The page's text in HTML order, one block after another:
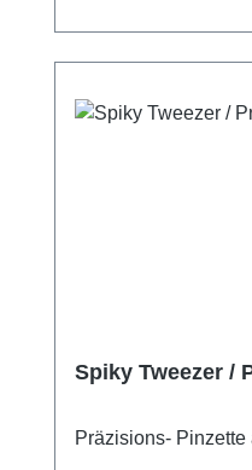
Spiky Tweezer /
Präzisions-